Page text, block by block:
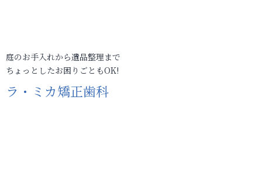
庭のお手入れから遺品整理まで
ちょっとしたお困りごともOK!
ラ・ミカ矯正歯科